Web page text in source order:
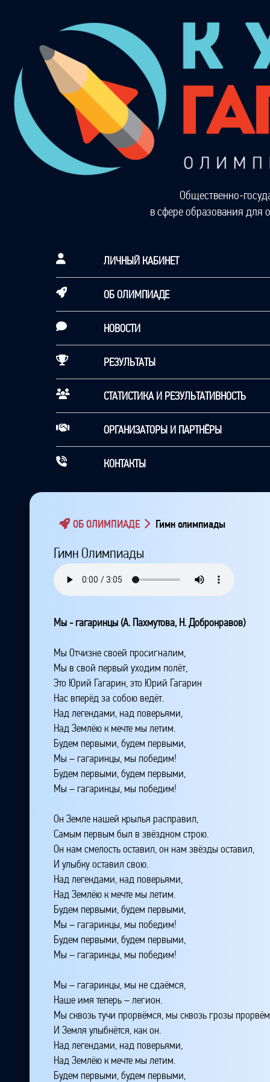
Общественно-
в сфере образования для
ЛИЧНЫЙ КАБИНЕТ
ОБ ОЛИМПИАДЕ
НОВОСТИ
РЕЗУЛЬТАТЫ
СТАТИСТИКА И РЕЗУЛЬТАТИВНОСТЬ
ОРГАНИЗАТОРЫ И ПАРТНЁРЫ
КОНТАКТЫ
ОБ ОЛИМПИАДЕ Гимн олимпиады
Гимн Олимпиады
Мы - гагаринцы (А. Пахмутова, Н. Добронравов)
Мы Отчизне своей просигналим,
Мы в свой первый уходим полёт,
Это Юрий Гагарин, это Юрий Гагарин
Нас вперёд за собою ведёт.
Над легендами, над поверьями,
Над Землёю к мечте мы летим.
Будем первыми, будем первыми,
Мы – гагаринцы, мы победим!
Будем первыми, будем первыми,
Мы – гагаринцы, мы победим!
Он Земле нашей крылья расправил,
Самым первым был в звёздном строю.
Он нам смелость оставил, он нам звёзды оставил,
И улыбку оставил свою.
Над легендами, над поверьями,
Над Землёю к мечте мы летим.
Будем первыми, будем первыми,
Мы – гагаринцы, мы победим!
Будем первыми, будем первыми,
Мы – гагаринцы, мы победим!
Мы – гагаринцы, мы не сдаёмся,
Наше имя теперь – легион.
Мы сквозь тучи прорвёмся, мы сквозь грозы
И Земля улыбнётся, как он.
Над легендами, над поверьями,
Над Землёю к мечте мы летим.
Будем первыми, будем первыми,